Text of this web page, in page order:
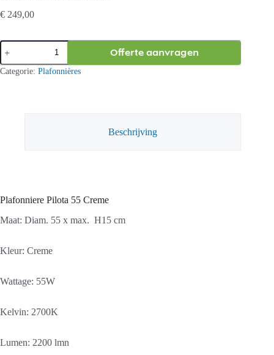
€ 249,00
Plafonniere
Pilota
55
Creme
Offerte aanvragen
Categorie: Plafonnières
Beschrijving
Plafonniere Pilota 55 Creme
Maat: Diam. 55 x max. H15 cm
Kleur: Creme
Wattage: 55W
Kelvin: 2700K
Lumen: 2200 lmn